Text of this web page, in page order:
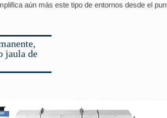
aún más este tipo de entornos desde el
jaula de